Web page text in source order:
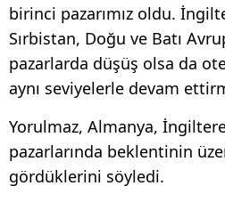
birinci pazarımız oldu.
Sırbistan, Doğu ve Batı
pazarlarda düşüş olsa da
aynı seviyelerle devam
Yorulmaz, Almanya,
pazarlarında beklentinin
gördüklerini söyledi.